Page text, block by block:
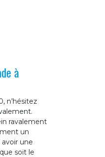
à
n’hésitez
ravalement
un
une
soit le